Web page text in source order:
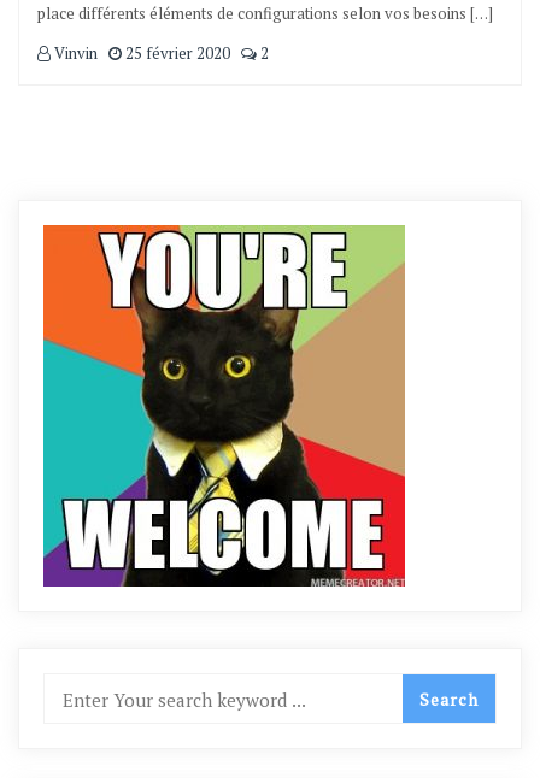
place différents éléments de configurations selon vos besoins […]
Vinvin
25 février 2020 2